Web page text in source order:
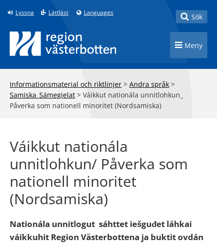
Till innehåll på sidan
Lyssna Lättläst Languages Toggle
Sök
Toggle
Meny
Informationsmaterial och riktlinjer > Andra språk >
Samiska_Sámegielat > Váikkut nationála unnitlohkun_
Påverka som nationell minoritet (Nordsamiska)
Váikkut nationála
unnitlohkun/ Påverka som
nationell minoritet
(Nordsamiska)
Nationála unnitlogut sáhttet iešguđet láhkai
váikkuhit Region Västerbottena ja buktit ovdán